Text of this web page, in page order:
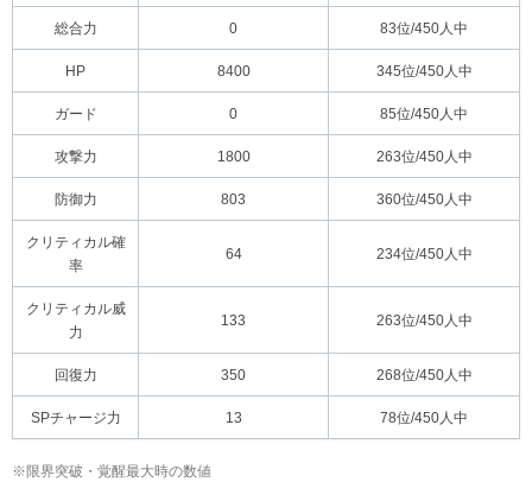
総合力 0 83位/450人中
HP 8400 345位/450人中
ガード 0 85位/450人中
攻撃力 1800 263位/450人中
防御力 803 360位/450人中
クリティカル確
率
64 234位/450人中
クリティカル威
力
133 263位/450人中
回復力 350 268位/450人中
SPチャージ力 13 78位/450人中
※限界突破・覚醒最大時の数値